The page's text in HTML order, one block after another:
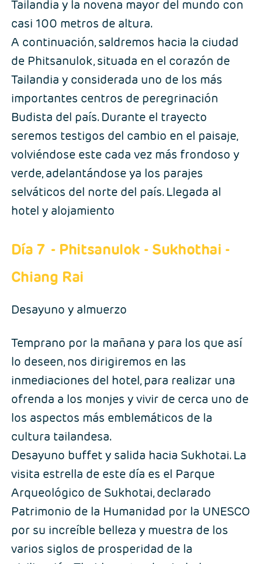
Tailandia y la novena mayor del mundo con
casi 100 metros de altura.
A continuación, saldremos hacia la ciudad
de Phitsanulok, situada en el corazón de
Tailandia y considerada uno de los más
importantes centros de peregrinación
Budista del país. Durante el trayecto
seremos testigos del cambio en el paisaje,
volviéndose este cada vez más frondoso y
verde, adelantándose ya los parajes
selváticos del norte del país. Llegada al
hotel y alojamiento
Día 7 - Phitsanulok - Sukhothai -
Chiang Rai
Desayuno y almuerzo
Temprano por la mañana y para los que así
lo deseen, nos dirigiremos en las
inmediaciones del hotel, para realizar una
ofrenda a los monjes y vivir de cerca uno de
los aspectos más emblemáticos de la
cultura tailandesa.
Desayuno buffet y salida hacia Sukhotai. La
visita estrella de este día es el Parque
Arqueológico de Sukhotai, declarado
Patrimonio de la Humanidad por la UNESCO
por su increíble belleza y muestra de los
varios siglos de prosperidad de la